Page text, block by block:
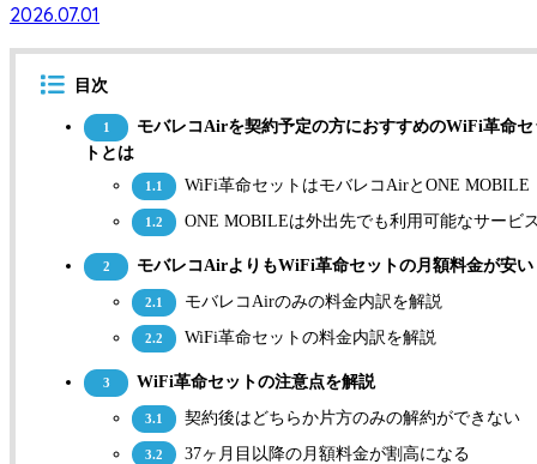
2026.07.01
目次
1
モバレコAirを契約予定の方におすすめのWiFi革命セ
トとは
1.1 WiFi革命セットはモバレコAirとONE MOBILE
1.2 ONE MOBILEは外出先でも利用可能なサービ
2 モバレコAirよりもWiFi革命セットの月額料金が安い
2.1 モバレコAirのみの料金内訳を解説
2.2 WiFi革命セットの料金内訳を解説
3 WiFi革命セットの注意点を解説
3.1 契約後はどちらか片方のみの解約ができない
3.2 37ヶ月目以降の月額料金が割高になる